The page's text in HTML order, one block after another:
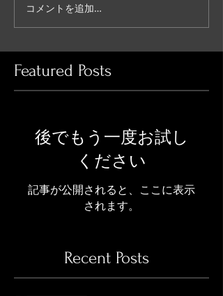
コメントを追加…
Featured Posts
後でもう一度お試し
ください
記事が公開されると、ここに表示
されます。
Recent Posts